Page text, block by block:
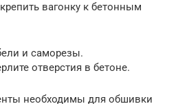
вагонку к бетонным
и саморезы.
отверстия в бетоне.
необходимы для обшивки